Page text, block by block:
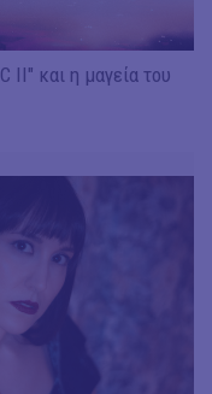
II" και η μαγεία του